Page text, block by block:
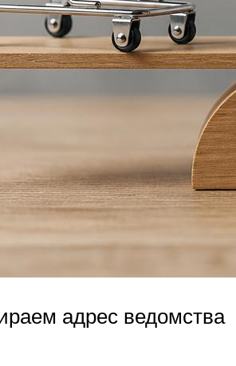
адрес ведомства